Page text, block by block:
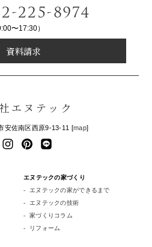
225-8974
〜17:30）
資料請求
エヌテック
安佐南区西原9-13-11 [map]
エヌテックの家づくり
エヌテックの家ができるまで
エヌテックの技術
家づくりコラム
リフォーム